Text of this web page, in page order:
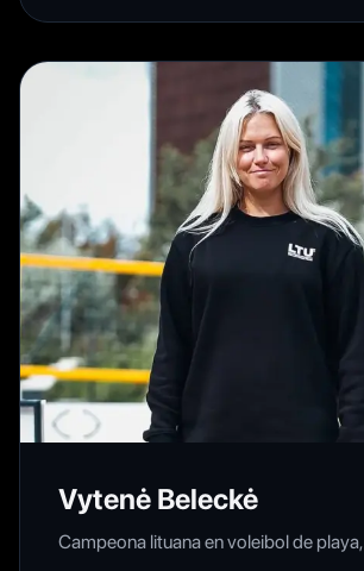
Vytenė Beleckė
Campeona lituana en voleibol de